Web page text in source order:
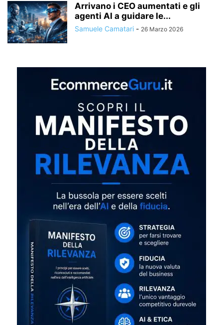
Arrivano i CEO aumentati e gli
agenti AI a guidare le...
Samuele Camatari - 26 Marzo 2026